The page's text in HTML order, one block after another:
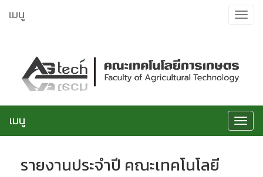
ไป
Toggle
เมนู
Toggle
เมนู
รายงานประจำปี คณะเทคโนโลยี